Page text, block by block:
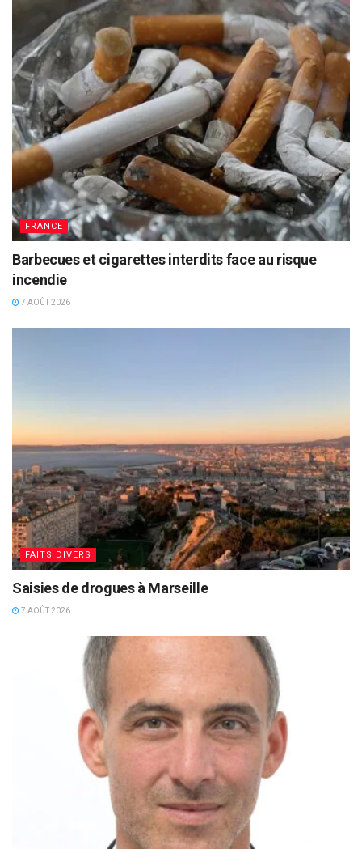
FRANCE
Barbecues et cigarettes interdits face au risque
incendie
7 AOÛT 2026
FAITS DIVERS
Saisies de drogues à Marseille
7 AOÛT 2026